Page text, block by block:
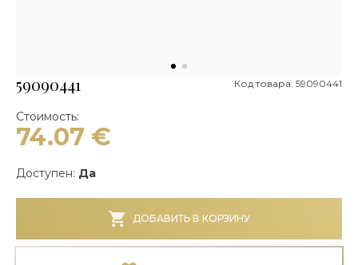
59090441 Код товара: 59090441
Стоимость:
74.07 €
Доступен: Да
ДОБАВИТЬ В КОРЗИНУ